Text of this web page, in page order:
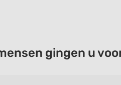
gingen u